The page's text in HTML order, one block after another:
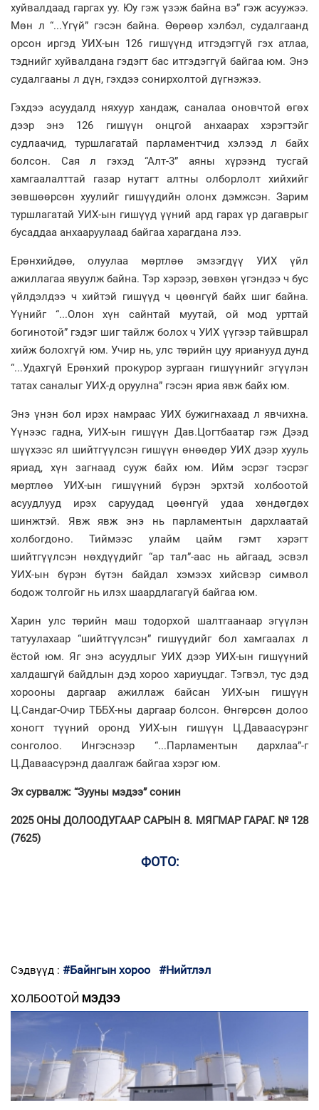
хуйвалдаад гаргах уу. Юу гэж үзэж байна вэ” гэж асуужээ.
Мөн л “...Үгүй” гэсэн байна. Өөрөөр хэлбэл, судалгаанд
орсон иргэд УИХ-ын 126 гишүүнд итгэдэггүй гэх атлаа,
тэднийг хуйвалдана гэдэгт бас итгэдэггүй байгаа юм. Энэ
судалгааны л дүн, гэхдээ сонирхолтой дүгнэжээ.
Гэхдээ асуудалд няхуур хандаж, саналаа оновчтой өгөх
дээр энэ 126 гишүүн онцгой анхаарах хэрэгтэйг
судлаачид, туршлагатай парламентчид хэлээд л байх
болсон. Сая л гэхэд “Алт-3” аяны хүрээнд тусгай
хамгаалалттай газар нутагт алтны олборлолт хийхийг
зөвшөөрсөн хуулийг гишүүдийн олонх дэмжсэн. Зарим
туршлагатай УИХ-ын гишүүд үүний ард гарах үр дагаврыг
бусаддаа анхааруулаад байгаа харагдана лээ.
Ерөнхийдөө, олуулаа мөртлөө эмзэгдүү УИХ үйл
ажиллагаа явуулж байна. Тэр хэрээр, зөвхөн үгэндээ ч бус
үйлдэлдээ ч хийтэй гишүүд ч цөөнгүй байх шиг байна.
Үүнийг “...Олон хүн сайнтай муутай, ой мод урттай
богинотой” гэдэг шиг тайлж болох ч УИХ үүгээр тайвшрал
хийж болохгүй юм. Учир нь, улс төрийн цуу ярианууд дунд
“...Удахгүй Ерөнхий прокурор зургаан гишүүнийг эгүүлэн
татах саналыг УИХ-д оруулна” гэсэн яриа явж байх юм.
Энэ үнэн бол ирэх намраас УИХ бужигнахаад л явчихна.
Үүнээс гадна, УИХ-ын гишүүн Дав.Цогтбаатар гэж Дээд
шүүхээс ял шийтгүүлсэн гишүүн өнөөдөр УИХ дээр хууль
яриад, хүн загнаад сууж байх юм. Ийм эсрэг тэсрэг
мөртлөө УИХ-ын гишүүний бүрэн эрхтэй холбоотой
асуудлууд ирэх саруудад цөөнгүй удаа хөндөгдөх
шинжтэй. Явж явж энэ нь парламентын дархлаатай
холбогдоно. Тиймээс улайм цайм гэмт хэрэгт
шийтгүүлсэн нөхдүүдийг “ар тал”-аас нь айгаад, эсвэл
УИХ-ын бүрэн бүтэн байдал хэмээх хийсвэр символ
бодож толгойг нь илэх шаардлагагүй байгаа юм.
Харин улс төрийн маш тодорхой шалтгаанаар эгүүлэн
татуулахаар “шийтгүүлсэн” гишүүдийг бол хамгаалах л
ёстой юм. Яг энэ асуудлыг УИХ дээр УИХ-ын гишүүний
халдашгүй байдлын дэд хороо хариуцдаг. Тэгвэл, тус дэд
хорооны даргаар ажиллаж байсан УИХ-ын гишүүн
Ц.Сандаг-Очир ТББХ-ны даргаар болсон. Өнгөрсөн долоо
хоногт түүний оронд УИХ-ын гишүүн Ц.Даваасүрэнг
сонголоо. Ингэснээр “...Парламентын дархлаа”-г
Ц.Даваасүрэнд даалгаж байгаа хэрэг юм.
Эх сурвалж: “Зууны мэдээ” сонин
2025 ОНЫ ДОЛООДУГААР САРЫН 8. МЯГМАР ГАРАГ. № 128
(7625)
ФОТО:
Сэдвүүд : #Байнгын хороо #Нийтлэл
ХОЛБООТОЙ МЭДЭЭ